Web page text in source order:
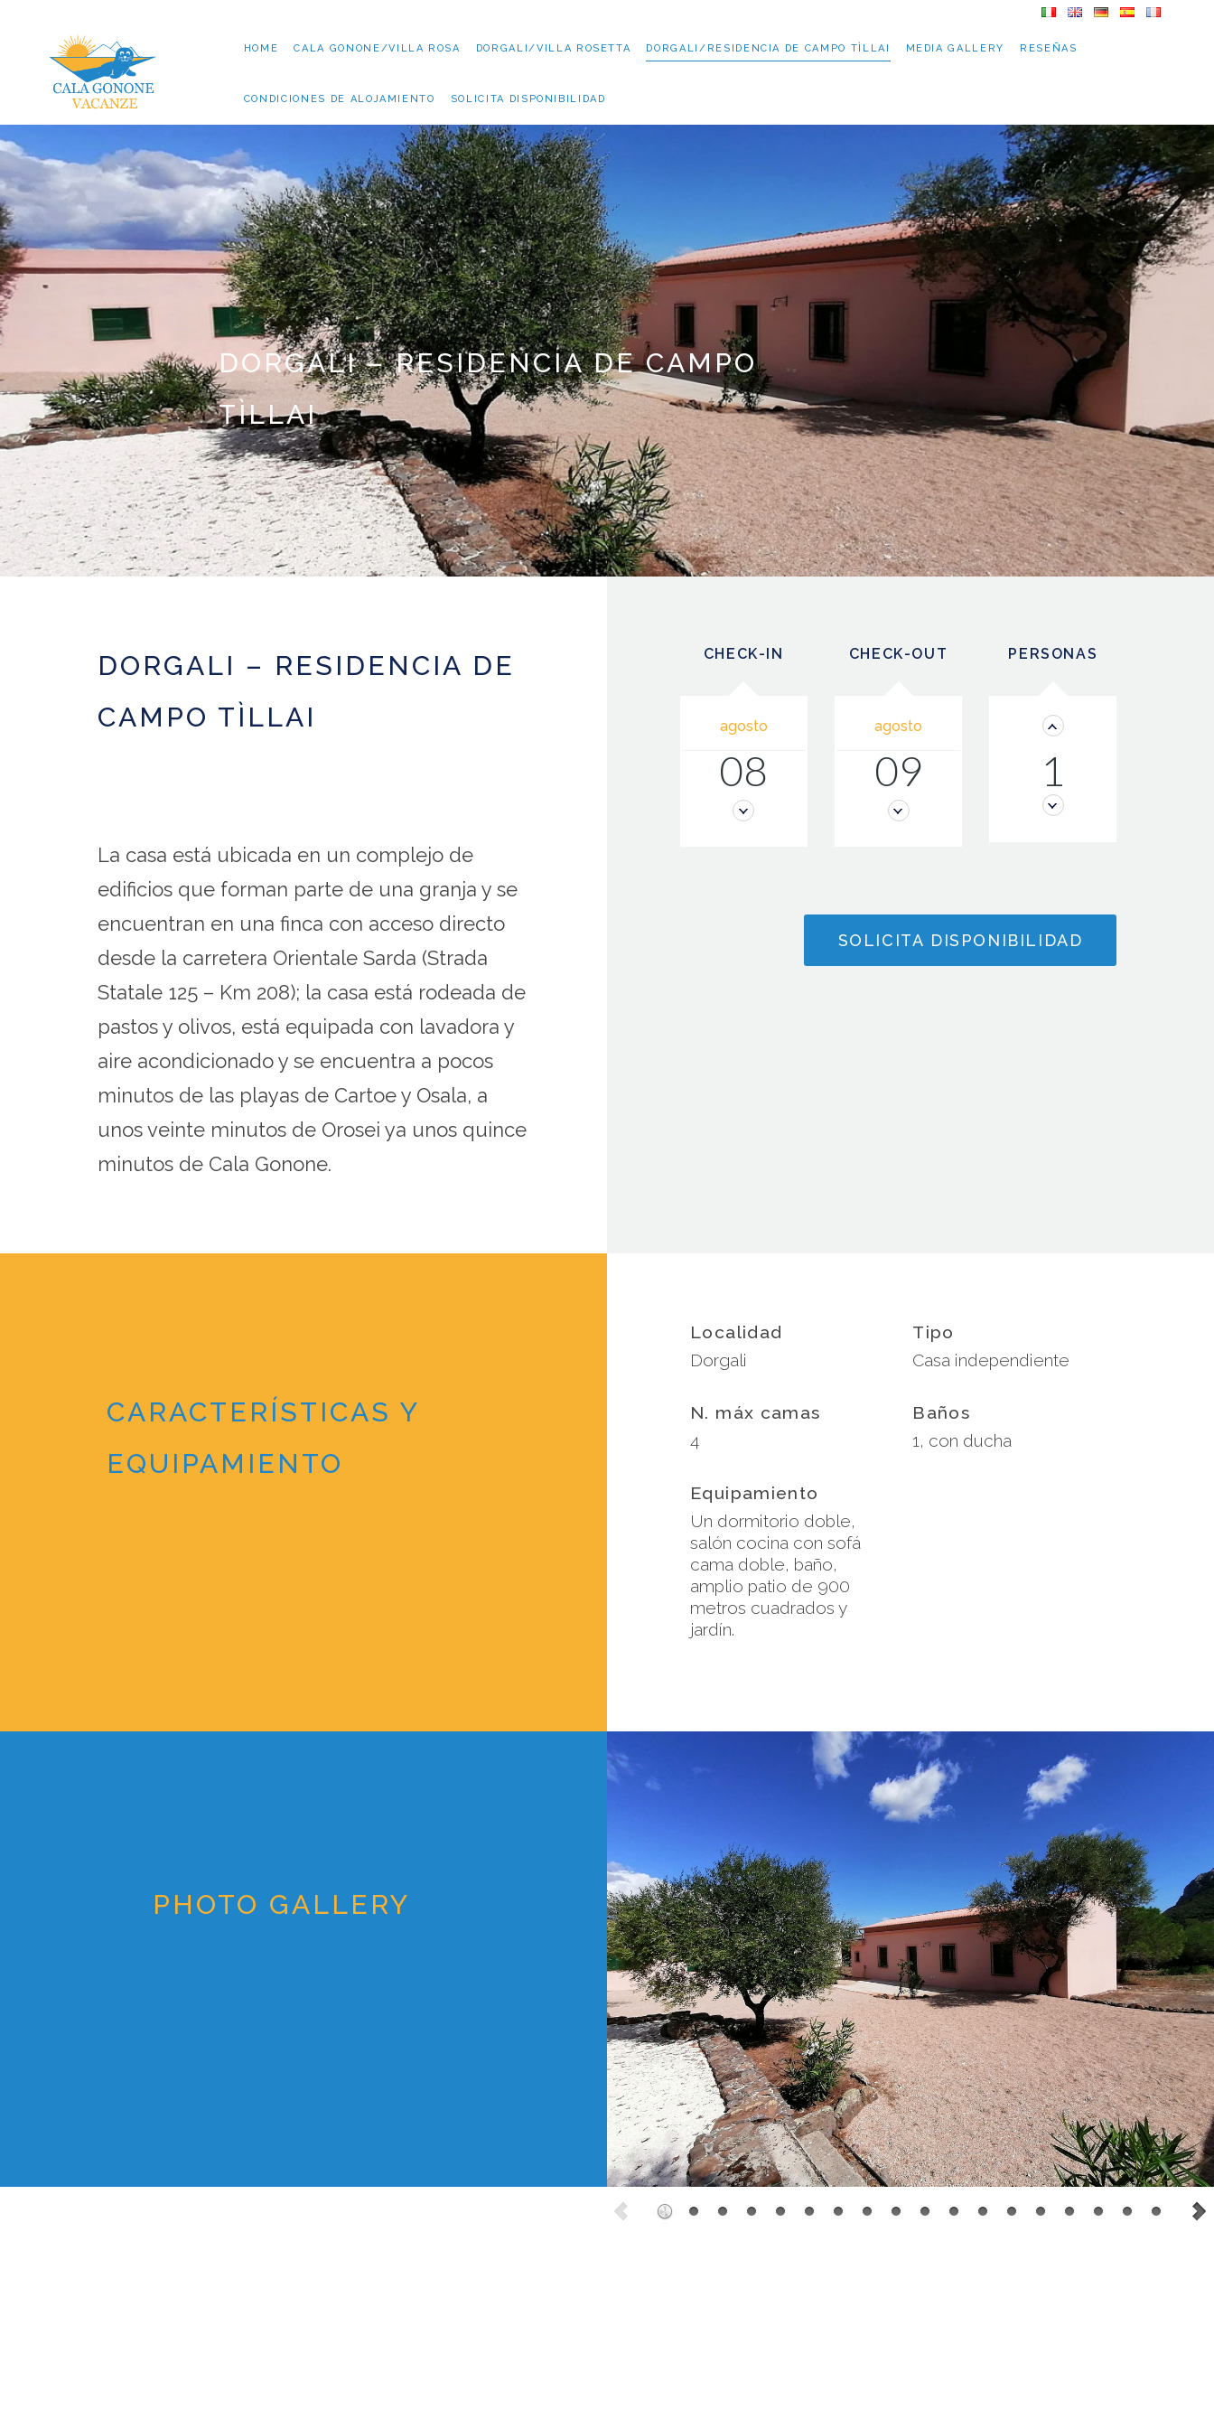
HOME CALA GONONE/VILLA ROSA DORGALI/VILLA ROSETTA DORGALI/RESIDENCIA DE CAMPO TÌLLAI MEDIA GALLERY RESEÑAS
CONDICIONES DE ALOJAMIENTO SOLICITA DISPONIBILIDAD
DORGALI – RESIDENCIA DE CAMPO
TÌLLAI
DORGALI – RESIDENCIA DE
CAMPO TÌLLAI
La casa está ubicada en un complejo de
edificios que forman parte de una granja y se
encuentran en una finca con acceso directo
desde la carretera Orientale Sarda (Strada
Statale 125 – Km 208); la casa está rodeada de
pastos y olivos, está equipada con lavadora y
aire acondicionado y se encuentra a pocos
minutos de las playas de Cartoe y Osala, a
unos veinte minutos de Orosei ya unos quince
minutos de Cala Gonone.
CHECK-IN
agosto
08
CHECK-OUT
agosto
09
PERSONAS
1
SOLICITA DISPONIBILIDAD
CARACTERÍSTICAS Y
EQUIPAMIENTO
Localidad
Dorgali
Tipo
Casa independiente
N. máx camas
4
Baños
1, con ducha
Equipamiento
Un dormitorio doble,
salón cocina con sofá
cama doble, baño,
amplio patio de 900
metros cuadrados y
jardín.
PHOTO GALLERY